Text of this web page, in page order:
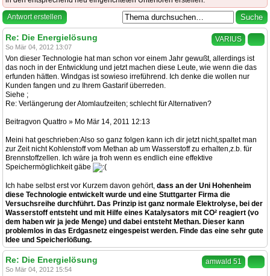
Antwort erstellen
VARIUS
Re: Die Energielösung
So Mär 04, 2012 13:07
Von dieser Technologie hat man schon vor einem Jahr gewußt, allerdings ist
das noch in der Entwicklung und jetzt machen diese Leute, wie wenn die das
erfunden hätten. Windgas ist sowieso irreführend. Ich denke die wollen nur
Kunden fangen und zu Ihrem Gastarif überreden.
Siehe ;
Re: Verlängerung der Atomlaufzeiten; schlecht für Alternativen?
Beitragvon Quattro » Mo Mär 14, 2011 12:13
Meini hat geschrieben:Also so ganz folgen kann ich dir jetzt nicht,spaltet man
zur Zeit nicht Kohlenstoff vom Methan ab um Wasserstoff zu erhalten,z.b. für
Brennstoffzellen. Ich wäre ja froh wenn es endlich eine effektive
Speichermöglichkeit gäbe
Ich habe selbst erst vor Kurzem davon gehört, dass an der Uni Hohenheim
diese Technologie entwickelt wurde und eine Stuttgarter Firma die
Versuchsreihe durchführt. Das Prinzip ist ganz normale Elektrolyse, bei der
Wasserstoff entsteht und mit Hilfe eines Katalysators mit CO² reagiert (vo
dem haben wir ja jede Menge) und dabei entsteht Methan. Dieser kann
problemlos in das Erdgasnetz eingespeist werden. Finde das eine sehr gute
Idee und Speicherlößung.
amwald 51
Re: Die Energielösung
So Mär 04, 2012 15:54